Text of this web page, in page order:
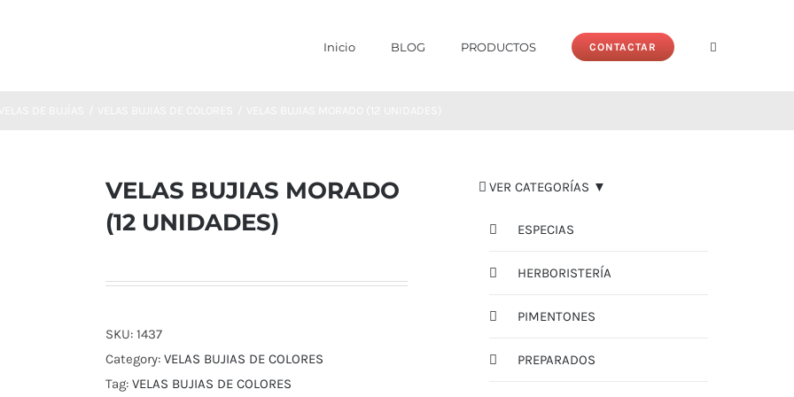
Inicio BLOG PRODUCTOS CONTACTAR
VELAS BUJIAS MORADO
(12 UNIDADES)
SKU: 1437
Category: VELAS BUJIAS DE COLORES
Tag: VELAS BUJIAS DE COLORES
VER CATEGORÍAS ▼
ESPECIAS
HERBORISTERÍA
PIMENTONES
PREPARADOS